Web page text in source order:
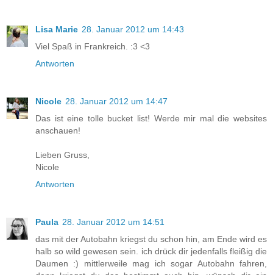
Lisa Marie 28. Januar 2012 um 14:43
Viel Spaß in Frankreich. :3 <3
Antworten
Nicole 28. Januar 2012 um 14:47
Das ist eine tolle bucket list! Werde mir mal die websites
anschauen!
Lieben Gruss,
Nicole
Antworten
Paula 28. Januar 2012 um 14:51
das mit der Autobahn kriegst du schon hin, am Ende wird es
halb so wild gewesen sein. ich drück dir jedenfalls fleißig die
Daumen :) mittlerweile mag ich sogar Autobahn fahren,